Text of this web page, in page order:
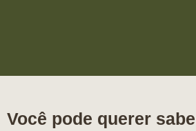
Você pode querer